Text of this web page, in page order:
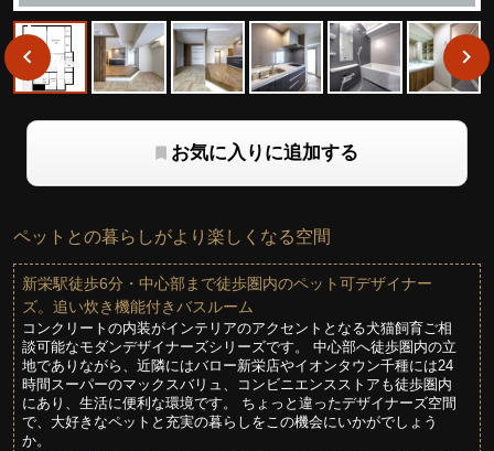
お気に入りに追加する
ペットとの暮らしがより楽しくなる空間
新栄駅徒歩6分・中心部まで徒歩圏内のペット可デザイナー
ズ。追い炊き機能付きバスルーム
コンクリートの内装がインテリアのアクセントとなる犬猫飼育ご相
談可能なモダンデザイナーズシリーズです。 中心部へ徒歩圏内の立
地でありながら、近隣にはバロー新栄店やイオンタウン千種には24
時間スーパーのマックスバリュ、コンビニエンスストアも徒歩圏内
にあり、生活に便利な環境です。 ちょっと違ったデザイナーズ空間
で、大好きなペットと充実の暮らしをこの機会にいかがでしょう
か。